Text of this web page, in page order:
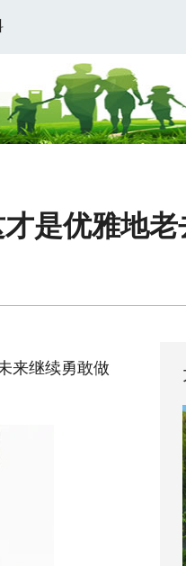
是优雅地老
来继续勇敢做